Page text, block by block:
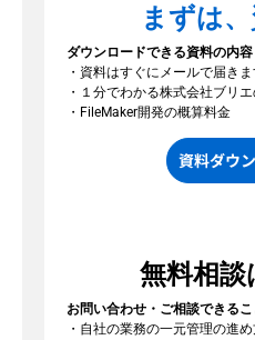
まずは
ダウンロードできる資料の内容
・資料はすぐにメールで届き
・１分でわかる株式会社ブリ
・FileMaker開発の概算料金
資料ダウ
無料相談
お問い合わせ・ご相談できるこ
・自社の業務の一元管理の進